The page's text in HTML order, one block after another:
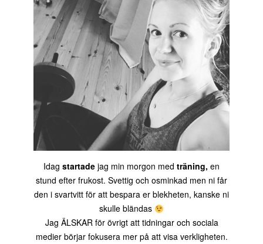
Idag startade jag min morgon med träning, en
stund efter frukost. Svettig och osminkad men ni får
den i svartvitt för att bespara er blekheten, kanske ni
skulle bländas
Jag ÄLSKAR för övrigt att tidningar och sociala
medier börjar fokusera mer på att visa verkligheten.